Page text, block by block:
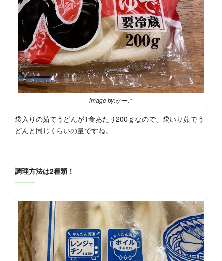
image by:かーこ
袋入りの茹でうどんが1食あたり200ｇなので、袋いり茹でう
どんと同じくらいの量ですね。
調理方法は2種類！